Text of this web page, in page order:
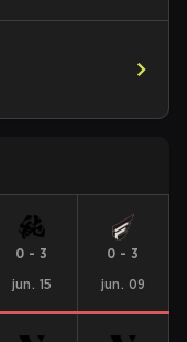
0 - 3
jun. 15
0 - 3
jun. 09